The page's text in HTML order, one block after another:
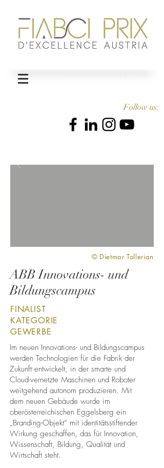
Follow us:
© Dietmar Tollerian
ABB Innovations- und
Bildungscampus
FINALIST
KATEGORIE
GEWERBE
Im neuen Innovations- und Bildungscampus
werden Technologien für die Fabrik der
Zukunft entwickelt, in der smarte und
Cloud-vernetzte Maschinen und Roboter
weitgehend autonom produzieren. Mit
dem neuen Gebäude wurde im
oberösterreichischen Eggelsberg ein
„Branding-Objekt“ mit identitätsstiftender
Wirkung geschaffen, das für Innovation,
Wissenschaft, Bildung, Qualität und
Wirtschaft steht.